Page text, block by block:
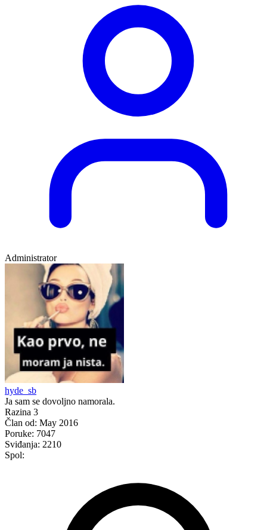
Administrator
hyde_sb
Ja sam se dovoljno namorala.
Razina 3
Član od: May 2016
Poruke: 7047
Sviđanja: 2210
Spol: